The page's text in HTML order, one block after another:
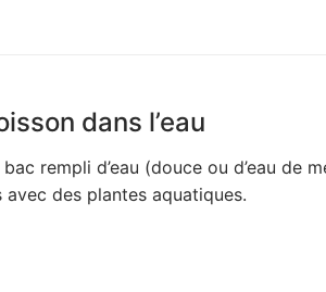
dans l’eau
rempli d’eau (douce ou d’eau de
avec des plantes aquatiques.